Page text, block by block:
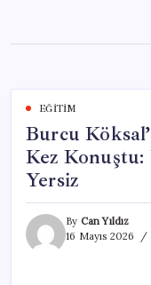
content
EĞITIM
Burcu
Kez
Yersiz
By Can Yıldız
16 Mayıs 2026